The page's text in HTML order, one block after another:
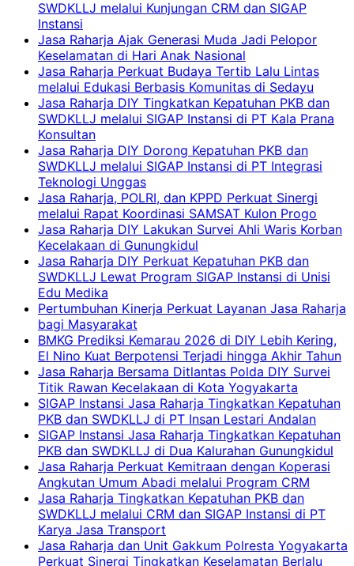
SWDKLLJ melalui Kunjungan CRM dan SIGAP
Instansi
Jasa Raharja Ajak Generasi Muda Jadi Pelopor
Keselamatan di Hari Anak Nasional
Jasa Raharja Perkuat Budaya Tertib Lalu Lintas
melalui Edukasi Berbasis Komunitas di Sedayu
Jasa Raharja DIY Tingkatkan Kepatuhan PKB dan
SWDKLLJ melalui SIGAP Instansi di PT Kala Prana
Konsultan
Jasa Raharja DIY Dorong Kepatuhan PKB dan
SWDKLLJ melalui SIGAP Instansi di PT Integrasi
Teknologi Unggas
Jasa Raharja, POLRI, dan KPPD Perkuat Sinergi
melalui Rapat Koordinasi SAMSAT Kulon Progo
Jasa Raharja DIY Lakukan Survei Ahli Waris Korban
Kecelakaan di Gunungkidul
Jasa Raharja DIY Perkuat Kepatuhan PKB dan
SWDKLLJ Lewat Program SIGAP Instansi di Unisi
Edu Medika
Pertumbuhan Kinerja Perkuat Layanan Jasa Raharja
bagi Masyarakat
BMKG Prediksi Kemarau 2026 di DIY Lebih Kering,
El Nino Kuat Berpotensi Terjadi hingga Akhir Tahun
Jasa Raharja Bersama Ditlantas Polda DIY Survei
Titik Rawan Kecelakaan di Kota Yogyakarta
SIGAP Instansi Jasa Raharja Tingkatkan Kepatuhan
PKB dan SWDKLLJ di PT Insan Lestari Andalan
SIGAP Instansi Jasa Raharja Tingkatkan Kepatuhan
PKB dan SWDKLLJ di Dua Kalurahan Gunungkidul
Jasa Raharja Perkuat Kemitraan dengan Koperasi
Angkutan Umum Abadi melalui Program CRM
Jasa Raharja Tingkatkan Kepatuhan PKB dan
SWDKLLJ melalui CRM dan SIGAP Instansi di PT
Karya Jasa Transport
Jasa Raharja dan Unit Gakkum Polresta Yogyakarta
Perkuat Sinergi Tingkatkan Keselamatan Berlalu